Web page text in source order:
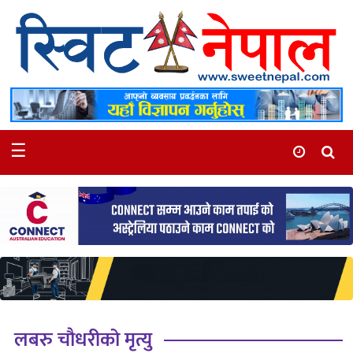
समाचार
स्थानीय
मनोरञ्जन
खेलकुद
अन्तर्वार्ता
समाज
रोचक
☰
लबरु चौधरीको मृत्यु